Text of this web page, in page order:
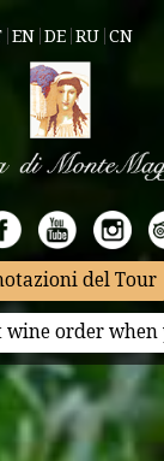
EN DE RU CN
del Tour
wine order when